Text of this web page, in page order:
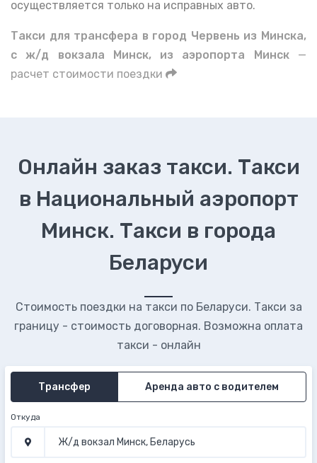
осуществляется только на исправных авто.
Такси для трансфера в город Червень из Минска,
с ж/д вокзала Минск, из аэропорта Минск—
расчет стоимости поездки
Онлайн заказ такси. Такси
в Национальный аэропорт
Минск. Такси в города
Беларуси
Стоимость поездки на такси по Беларуси. Такси за
границу - стоимость договорная. Возможна оплата
такси - онлайн
Трансфер Аренда авто с водителем
Откуда